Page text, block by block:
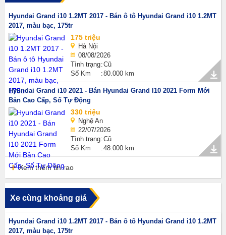
Hyundai Grand i10 1.2MT 2017 - Bán ô tô Hyundai Grand i10 1.2MT
2017, màu bạc, 175tr
175 triệu
Hà Nội
08/08/2026
Tình trạng Cũ
Số Km
80.000 km
Hyundai Grand i10 2021 - Bán Hyundai Grand I10 2021 Form Mới
Bản Cao Cấp, Số Tự Động
330 triệu
Nghệ An
22/07/2026
Tình trạng Cũ
Số Km
48.000 km
Xem thêm tin rao
Xe cùng khoảng giá
Hyundai Grand i10 1.2MT 2017 - Bán ô tô Hyundai Grand i10 1.2MT
2017, màu bạc, 175tr